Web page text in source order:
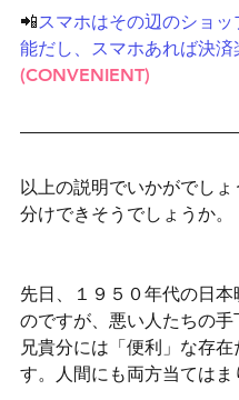
📲スマホはその辺のショ
能だし、スマホあれば決済
(CONVENIENT)
以上の説明でいかがでしょ
分けできそうでしょうか。
先日、１９５０年代の日本
のですが、悪い人たちの手
兄貴分には「便利」な存
す。人間にも両方当てはま